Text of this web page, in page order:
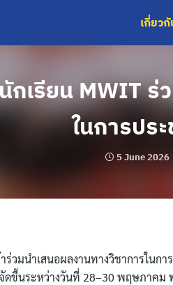
เกี่ยวกั
กเรียน MWIT
ในการปร
5 June 2026
ร่วมนำเสนอผลงานทางวิชาการใน
ดขึ้นระหว่างวันที่ 28–30 พฤษภาคม